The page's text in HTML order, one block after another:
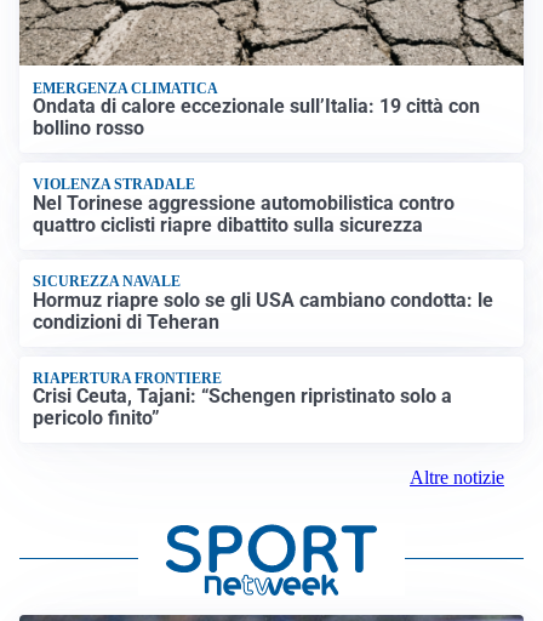
EMERGENZA CLIMATICA
Ondata di calore eccezionale sull’Italia: 19 città con
bollino rosso
VIOLENZA STRADALE
Nel Torinese aggressione automobilistica contro
quattro ciclisti riapre dibattito sulla sicurezza
SICUREZZA NAVALE
Hormuz riapre solo se gli USA cambiano condotta: le
condizioni di Teheran
RIAPERTURA FRONTIERE
Crisi Ceuta, Tajani: “Schengen ripristinato solo a
pericolo finito”
Altre notizie